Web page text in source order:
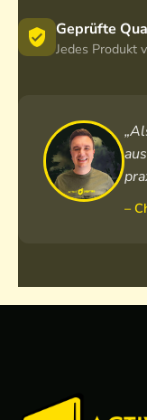
Geprüfte
Jedes Produkt
–